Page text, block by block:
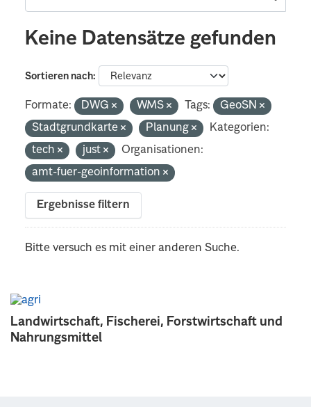
Landwirtschaft, Fischerei, Forstwirtschaft und
Nahrungsmittel
Keine Datensätze gefunden
Sortieren nach
Formate: DWG WMS Tags:
GeoSN
Stadtgrundkarte
Planung
Kategorien:
tech
just
Organisationen:
amt-fuer-geoinformation
Ergebnisse filtern
Bitte versuch es mit einer anderen Suche.